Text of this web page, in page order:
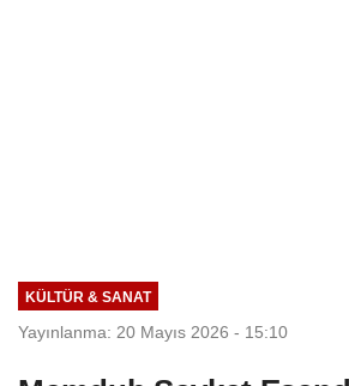
KÜLTÜR & SANAT
Yayınlanma: 20 Mayıs 2026 - 15:10